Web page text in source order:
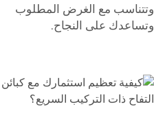
وتتناسب مع الغرض المطلوب
وتساعدك على النجاح.